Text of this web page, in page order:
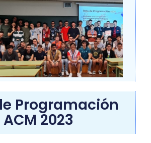
Programación
ACM 2023